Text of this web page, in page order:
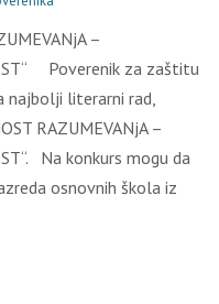
–
Poverenik za zaštitu
najbolji literarni rad,
RAZUMEVANjA –
Na konkurs mogu da
osnovnih škola iz